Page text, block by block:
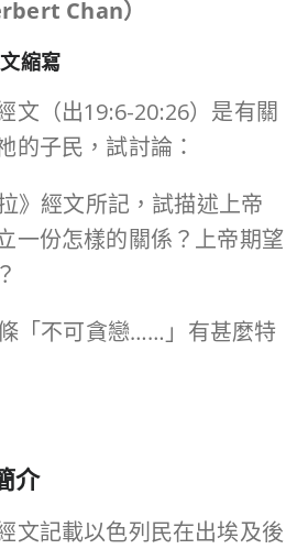
Chan）
縮寫
文（出19:6-20:26）是有關
的子民，試討論：
》經文所記，試描述上帝
一份怎樣的關係？上帝期望
「不可貪戀……」有甚麼特
介
文記載以色列民在出埃及後